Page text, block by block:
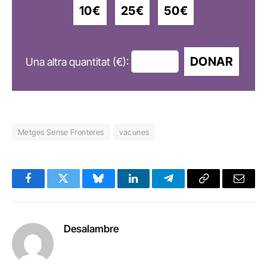
10€ 25€ 50€
Una altra quantitat (€): DONAR
Metges Sense Fronteres vacunes
FacebookTwitter BlueskyLinkedInTelegramCopy
Email
Desalambre